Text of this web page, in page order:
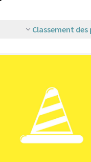
Classement